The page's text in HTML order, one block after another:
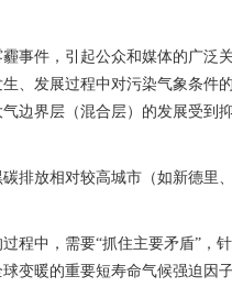
件，引起公众和媒体的广泛
、发展过程中对污染气象条件
边界层（混合层）的发展受到
放相对较高城市（如新德里
中，需要“抓住主要矛盾”，
变暖的重要短寿命气候强迫因